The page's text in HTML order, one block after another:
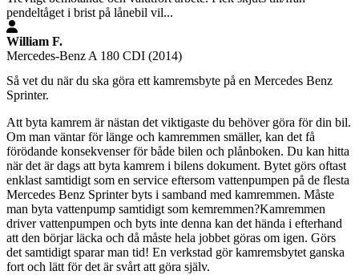
pendeltåget i brist på lånebil vil...
William F.
Mercedes-Benz A 180 CDI (2014)
Så vet du när du ska göra ett kamremsbyte på en Mercedes Benz
Sprinter.
Att byta kamrem är nästan det viktigaste du behöver göra för din bil.
Om man väntar för länge och kamremmen smäller, kan det få
förödande konsekvenser för både bilen och plånboken. Du kan hitta
när det är dags att byta kamrem i bilens dokument. Bytet görs oftast
enklast samtidigt som en service eftersom vattenpumpen på de flesta
Mercedes Benz Sprinter byts i samband med kamremmen. Måste
man byta vattenpump samtidigt som kemremmen?Kamremmen
driver vattenpumpen och byts inte denna kan det hända i efterhand
att den börjar läcka och då måste hela jobbet göras om igen. Görs
det samtidigt sparar man tid! En verkstad gör kamremsbytet ganska
fort och lätt för det är svårt att göra själv.